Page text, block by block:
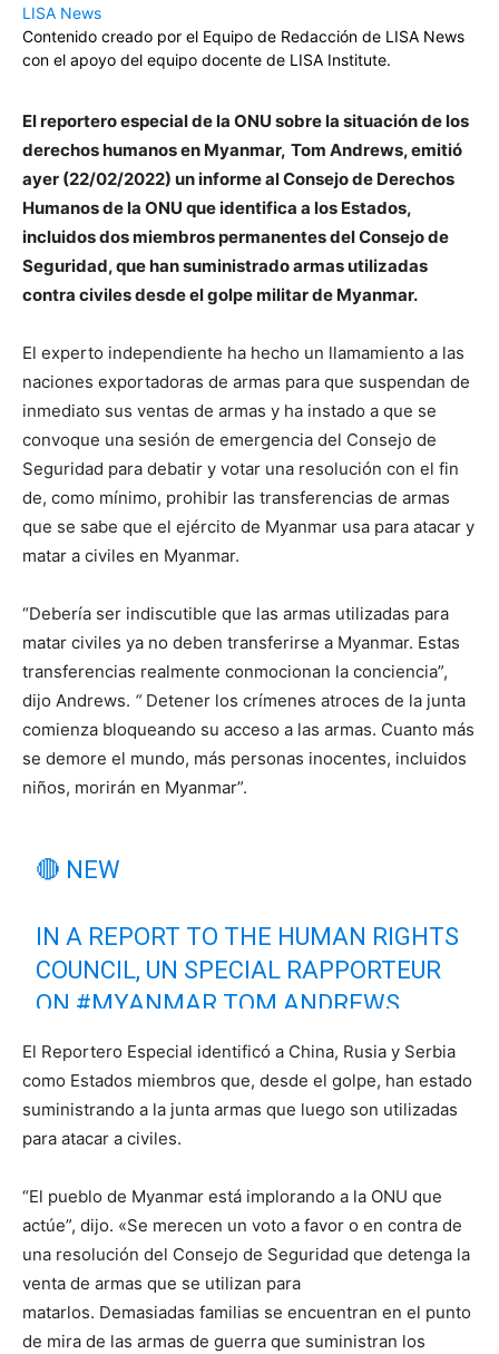
LISA News
Contenido creado por el Equipo de Redacción de LISA News
con el apoyo del equipo docente de LISA Institute.
El reportero especial de la ONU sobre la situación de los
derechos humanos en Myanmar, Tom Andrews, emitió
ayer (22/02/2022) un informe al Consejo de Derechos
Humanos de la ONU que identifica a los Estados,
incluidos dos miembros permanentes del Consejo de
Seguridad, que han suministrado armas utilizadas
contra civiles desde el golpe militar de Myanmar.
El experto independiente ha hecho un llamamiento a las
naciones exportadoras de armas para que suspendan de
inmediato sus ventas de armas y ha instado a que se
convoque una sesión de emergencia del Consejo de
Seguridad para debatir y votar una resolución con el fin
de, como mínimo, prohibir las transferencias de armas
que se sabe que el ejército de Myanmar usa para atacar y
matar a civiles en Myanmar.
“Debería ser indiscutible que las armas utilizadas para
matar civiles ya no deben transferirse a Myanmar. Estas
transferencias realmente conmocionan la conciencia”,
dijo Andrews. “Detener los crímenes atroces de la junta
comienza bloqueando su acceso a las armas. Cuanto más
se demore el mundo, más personas inocentes, incluidos
niños, morirán en Myanmar”.
🔴 NEW
IN A REPORT TO THE HUMAN RIGHTS
COUNCIL, UN SPECIAL RAPPORTEUR
ON #MYANMAR TOM ANDREWS
SUPPLIED WEAPONS USED AGAINST
CIVILIANS AND CALLED FOR AN
IMMEDIATE BAN ON ARMS
READ ▶️HTTPS://T.CO/C8HXYVRGAC
PIC.TWITTER.COM/BNXIOQPCK0
February
22, 2022
El Reportero Especial identificó a China, Rusia y Serbia
como Estados miembros que, desde el golpe, han estado
suministrando a la junta armas que luego son utilizadas
para atacar a civiles.
“El pueblo de Myanmar está implorando a la ONU que
actúe”, dijo. «Se merecen un voto a favor o en contra de
una resolución del Consejo de Seguridad que detenga la
venta de armas que se utilizan para
matarlos. Demasiadas familias se encuentran en el punto
de mira de las armas de guerra que suministran los